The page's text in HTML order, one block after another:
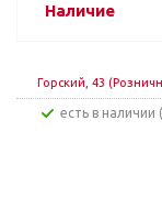
Наличие
Горский, 43
Есть в наличии